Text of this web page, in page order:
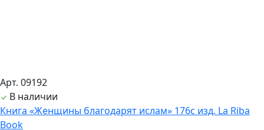
Арт. 09192
В наличии
Книга «Женщины благодарят ислам» 176с изд. La Riba
Book